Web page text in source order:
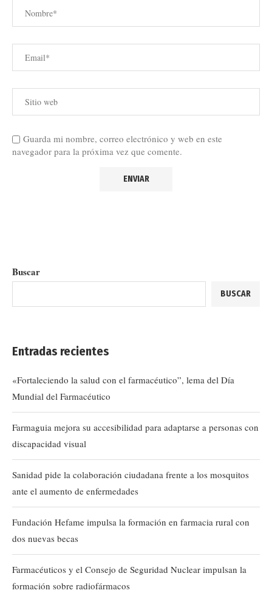
Guarda mi nombre, correo electrónico y web en este
navegador para la próxima vez que comente.
Buscar
BUSCAR
Entradas recientes
«Fortaleciendo la salud con el farmacéutico”, lema del Día
Mundial del Farmacéutico
Farmaguia mejora su accesibilidad para adaptarse a personas con
discapacidad visual
Sanidad pide la colaboración ciudadana frente a los mosquitos
ante el aumento de enfermedades
Fundación Hefame impulsa la formación en farmacia rural con
dos nuevas becas
Farmacéuticos y el Consejo de Seguridad Nuclear impulsan la
formación sobre radiofármacos